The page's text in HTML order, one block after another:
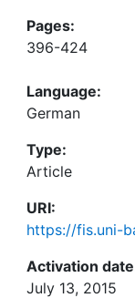
Pages:
396-424
Language:
German
Type:
Article
URI:
https://fis.uni-
Activation
July 13, 2015